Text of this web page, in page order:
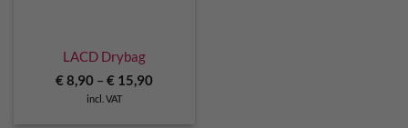
LACD Drybag
€8,90 – € 15,90
incl. VAT